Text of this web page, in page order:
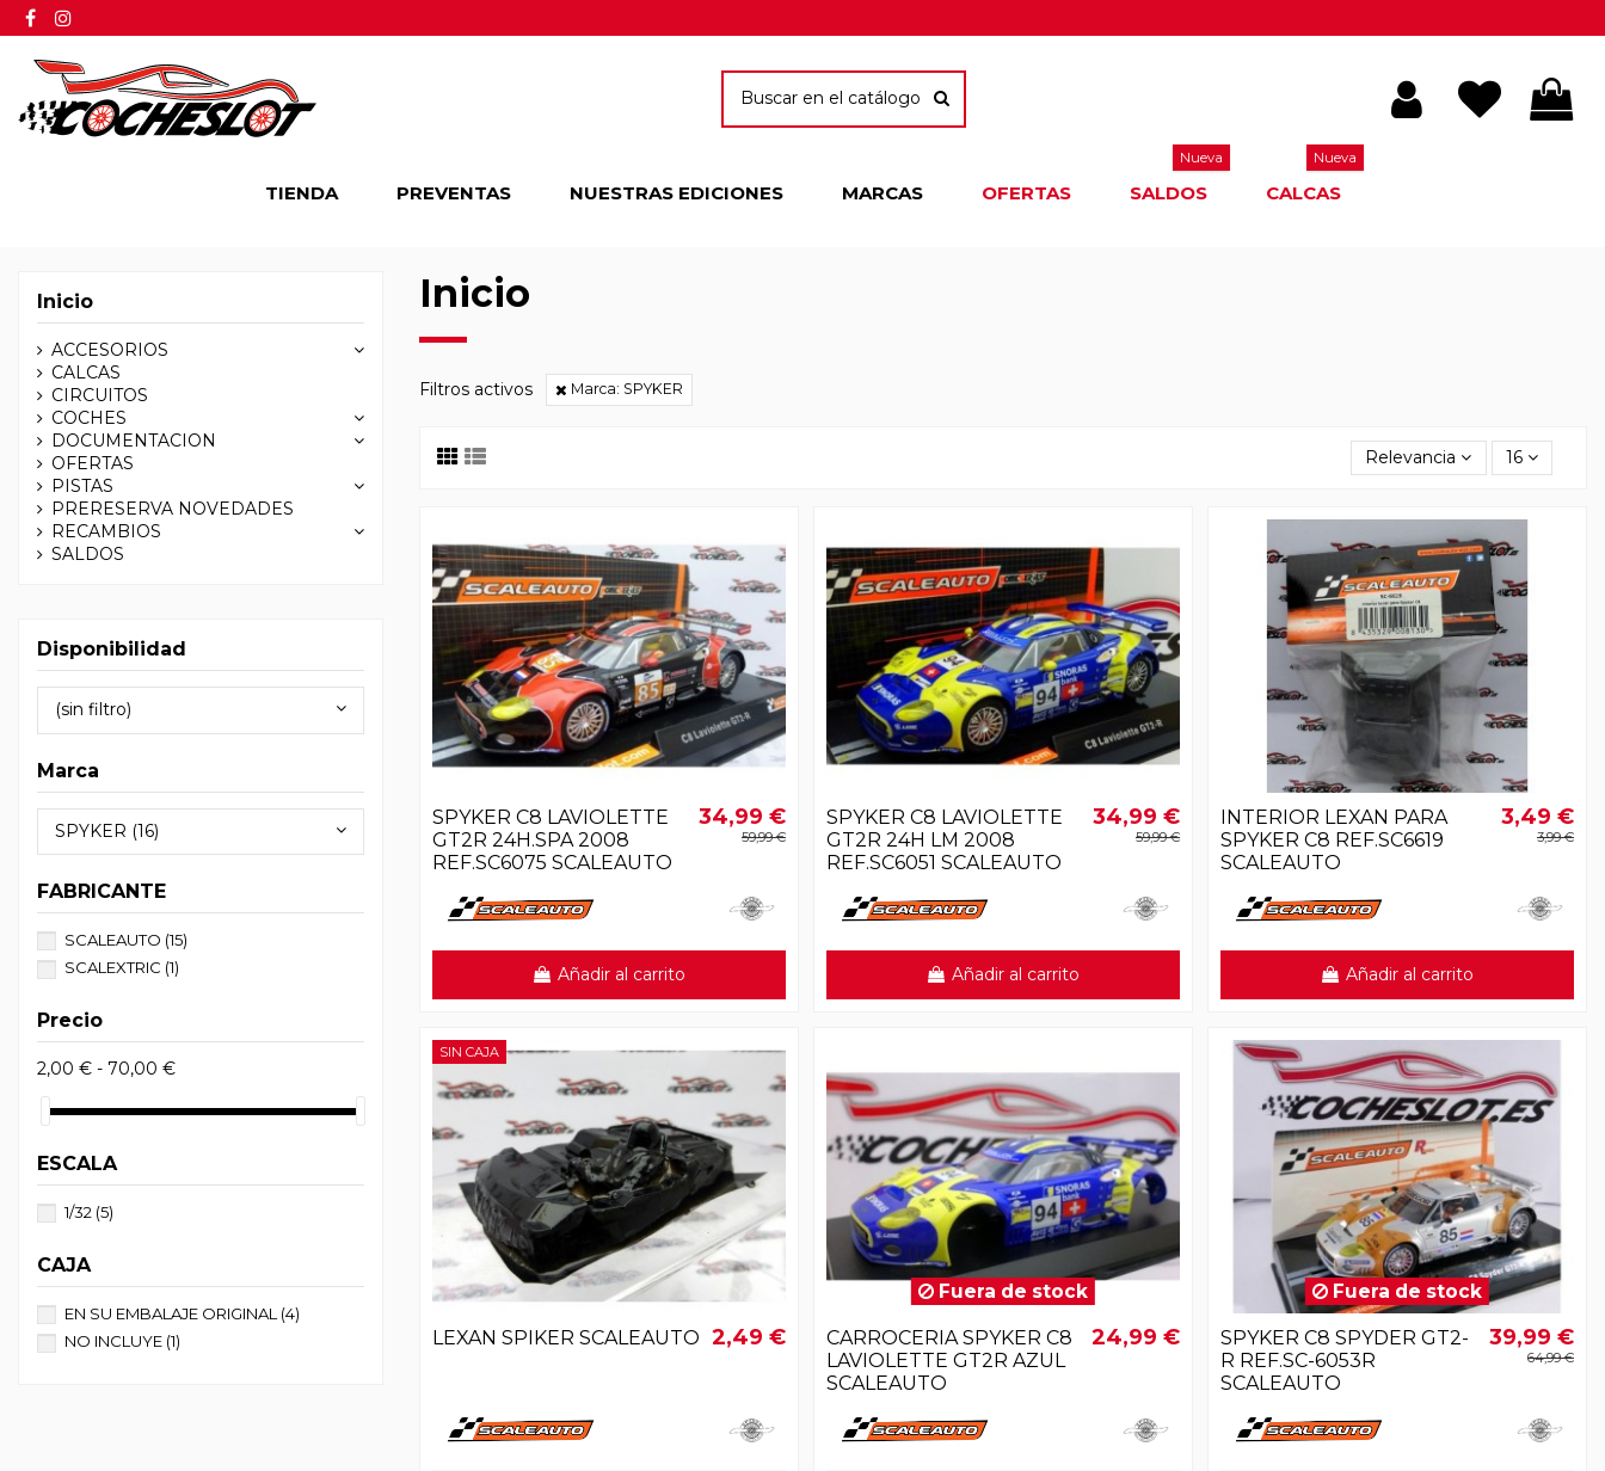
TIENDA PREVENTAS NUESTRAS EDICIONES MARCAS OFERTAS SALDOS
Nueva
CALCAS
Nueva
Inicio
Filtros activos Marca: SPYKER
Relevancia 16
SPYKER C8 LAVIOLETTE
GT2R 24H.SPA 2008
REF.SC6075 SCALEAUTO
34,99 €
59,99 €
Añadir al carrito
SPYKER C8 LAVIOLETTE
GT2R 24H LM 2008
REF.SC6051 SCALEAUTO
34,99 €
59,99 €
Añadir al carrito
INTERIOR LEXAN PARA
SPYKER C8 REF.SC6619
SCALEAUTO
3,49 €
3,99 €
Añadir al carrito
SIN CAJA
LEXAN SPIKER SCALEAUTO 2,49 €
Fuera de stock
CARROCERIA SPYKER C8
LAVIOLETTE GT2R AZUL
SCALEAUTO
24,99 €
Fuera de stock
SPYKER C8 SPYDER GT2-
R REF.SC-6053R
SCALEAUTO
39,99 €
64,99 €
Inicio
ACCESORIOS
CALCAS
CIRCUITOS
COCHES
DOCUMENTACION
OFERTAS
PISTAS
PRERESERVA NOVEDADES
RECAMBIOS
SALDOS
Disponibilidad
(sin filtro)
Marca
SPYKER (16)
FABRICANTE
SCALEAUTO (15)
SCALEXTRIC (1)
Precio
2,00 € - 70,00 €
ESCALA
1/32 (5)
CAJA
EN SU EMBALAJE ORIGINAL (4)
NO INCLUYE (1)